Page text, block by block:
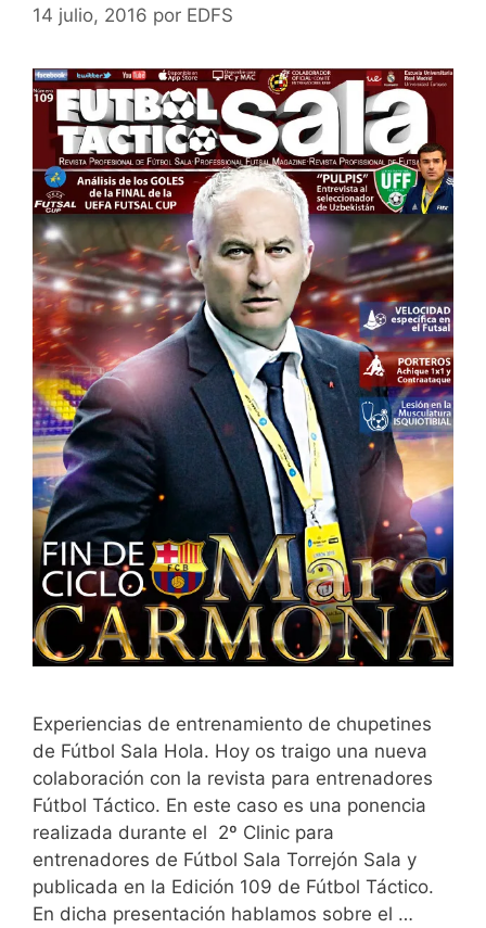
14 julio, 2016 por EDFS
Experiencias de entrenamiento de chupetines
de Fútbol Sala Hola. Hoy os traigo una nueva
colaboración con la revista para entrenadores
Fútbol Táctico. En este caso es una ponencia
realizada durante el 2º Clinic para
entrenadores de Fútbol Sala Torrejón Sala y
publicada en la Edición 109 de Fútbol Táctico.
En dicha presentación hablamos sobre el …